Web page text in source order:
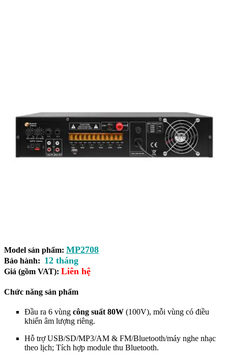
Model sản phẩm: MP2708
Bảo hành: 12 tháng
Giá (gồm VAT): Liên hệ
Chức năng sản phẩm
Đầu ra 6 vùng công suất 80W (100V), mỗi vùng có điều
khiển âm lượng riêng.
Hỗ trợ USB/SD/MP3/AM & FM/Bluetooth/máy nghe nhạc
theo lịch; Tích hợp module thu Bluetooth.